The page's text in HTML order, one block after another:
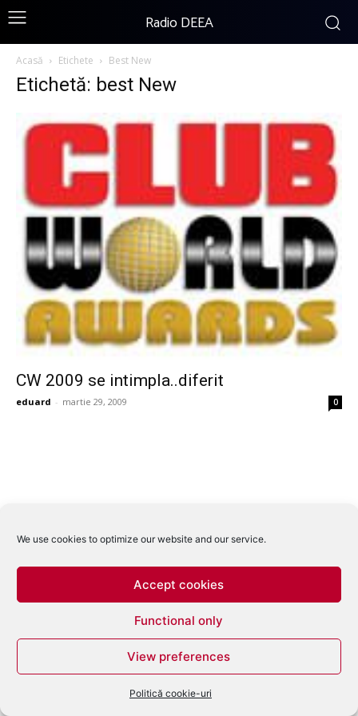
We use cookies to optimize our website and our service.
Accept cookies
Functional only
View preferences
Politică cookie-uri
Radio DEEA
Acasă Etichete Best New
Etichetă: best New
CW 2009 se intimpla..diferit
eduard - martie 29, 2009 0